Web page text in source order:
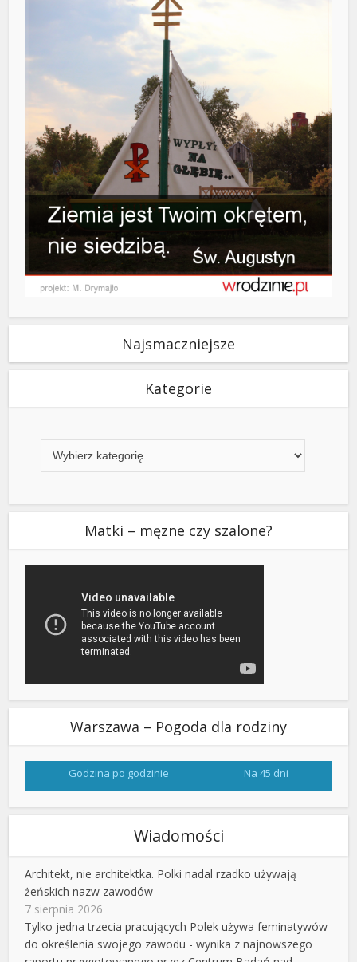
Najsmaczniejsze
Kategorie
Matki – męzne czy szalone?
Warszawa – Pogoda dla rodziny
Godzina po godzinie Na 45 dni
Wiadomości
Architekt, nie architektka. Polki nadal rzadko używają
żeńskich nazw zawodów
7 sierpnia 2026
Tylko jedna trzecia pracujących Polek używa feminatywów
do określenia swojego zawodu - wynika z najnowszego